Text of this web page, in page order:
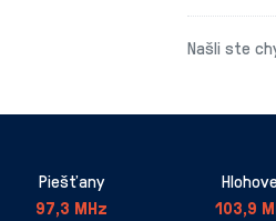
Našli ste
Piešťany
97,3 MHz
103,9